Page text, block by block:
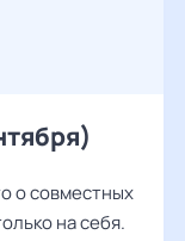
о совместных
на себя.